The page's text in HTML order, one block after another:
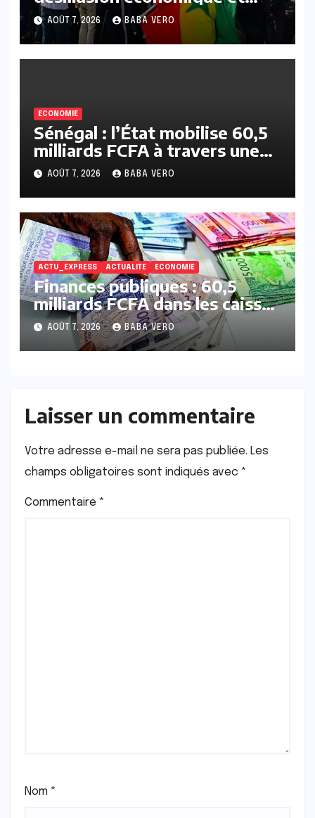
repli protectionniste
AOÛT 7, 2026 BABA VERO
ECONOMIE
Sénégal : l’État mobilise 60,5
milliards FCFA à travers une
émission de bons du Trésor
sur le marché de l’UMOA
AOÛT 7, 2026 BABA VERO
ACTU_EXPRESS ACTUALITE ECONOMIE
Finances publiques : 60,5
milliards FCFA dans les caisses
de la Direction générale des
Financements et de la Dette
AOÛT 7, 2026 BABA VERO
Laisser un commentaire
Votre adresse e-mail ne sera pas publiée. Les
champs obligatoires sont indiqués avec *
Commentaire *
Nom *